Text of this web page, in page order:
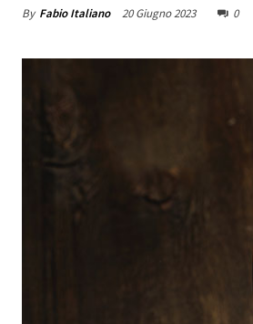
By Fabio Italiano 20 Giugno 2023 0